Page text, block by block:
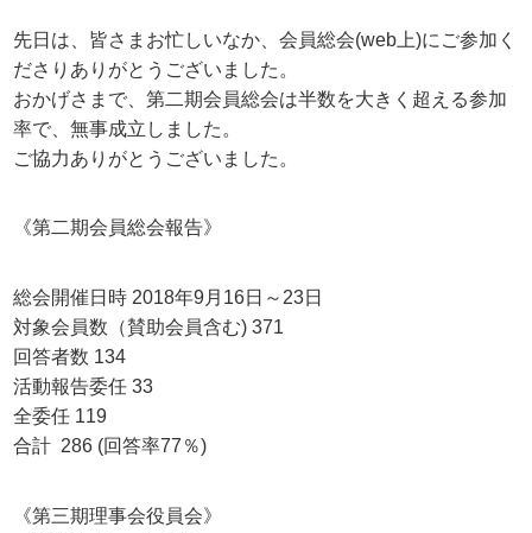
先日は、皆さまお忙しいなか、会員総会(web上)にご参加く
ださりありがとうございました。
おかげさまで、第二期会員総会は半数を大きく超える参加
率で、無事成立しました。
ご協力ありがとうございました。
《第二期会員総会報告》
総会開催日時 2018年9月16日～23日
対象会員数（賛助会員含む) 371
回答者数 134
活動報告委任 33
全委任 119
合計 286 (回答率77％)
《第三期理事会役員会》